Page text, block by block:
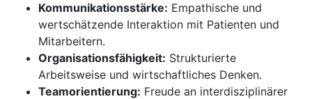
Kommunikationsstärke: Empathische und
wertschätzende Interaktion mit Patienten und
Mitarbeitern.
Organisationsfähigkeit: Strukturierte
Arbeitsweise und wirtschaftliches Denken.
Teamorientierung: Freude an interdisziplinärer